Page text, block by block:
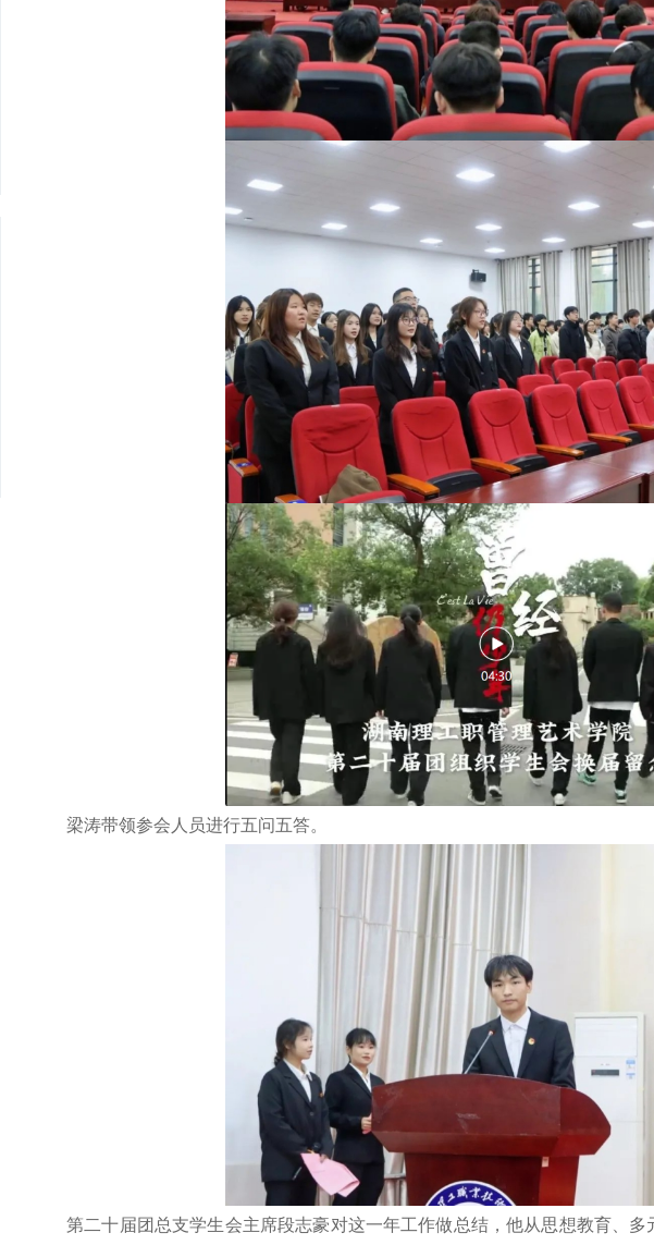
梁涛带领参会人员进行五问五答。
第二十届团总支学生会主席段志豪对这一年工作做总结，他从思想教育、